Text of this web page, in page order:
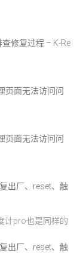
修复过程 – K-Re
页面无法访问问
页面无法访问问
出厂、reset、触
计pro也是同样的
出厂、reset、触